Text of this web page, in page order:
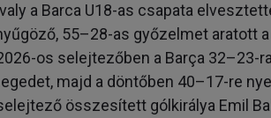
a Barca U18-as csapata
55–28-as győzelmet aratott
os selejtezőben a Barça 32–23-
majd a döntőben 40–17-re
összesített gólkirálya Emil